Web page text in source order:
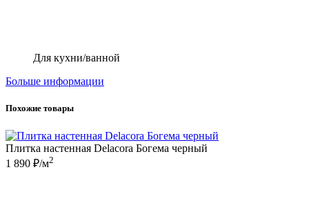
Для кухни/ванной
Больше информации
Похожие товары
Плитка настенная Delacora Богема черный
1 890 ₽/м2